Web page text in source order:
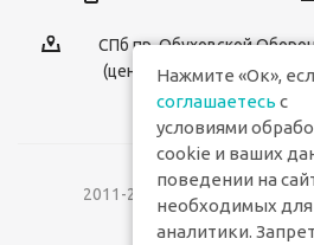
СПб пр. Обуховской
(центральный вход 2-й
2011-2026 © Интернет-
Нажмите «Ок»,
соглашаетесь с
условиями
cookie и ваших
поведении на
необходимых для
аналитики.